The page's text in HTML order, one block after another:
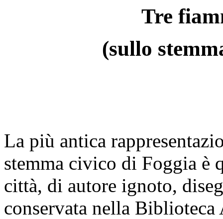
Tre
(sullo
La più antica
stemma civico di Foggia è
città, di autore ignoto,
conservata nella